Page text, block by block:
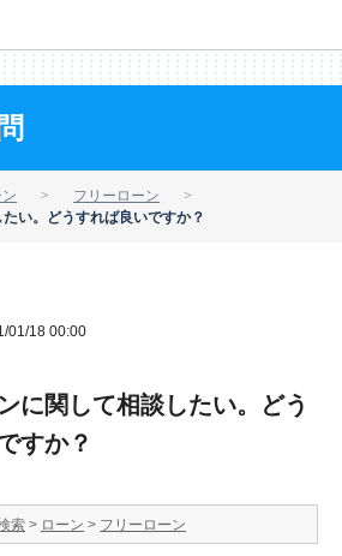
フリーローン
い。どうすれば良いですか？
01/18 00:00
に関して相談したい。どう
すか？
索 > ローン > フリーローン